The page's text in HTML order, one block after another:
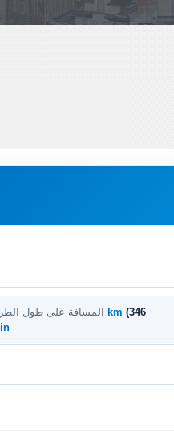
المسافة على طول 557 km (346